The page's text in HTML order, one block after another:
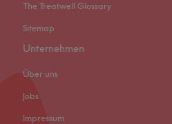
The Treatwell Glossary
Sitemap
Unternehmen
Über uns
Jobs
Impressum